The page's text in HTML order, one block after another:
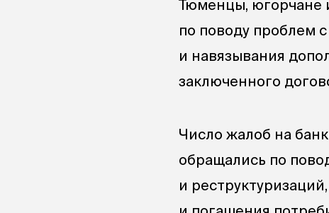
Тюменцы, югорчане
по поводу проблем
и навязывания
заключенного
Число жалоб на
обращались по
и